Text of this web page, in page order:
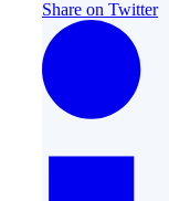
Share on Twitter